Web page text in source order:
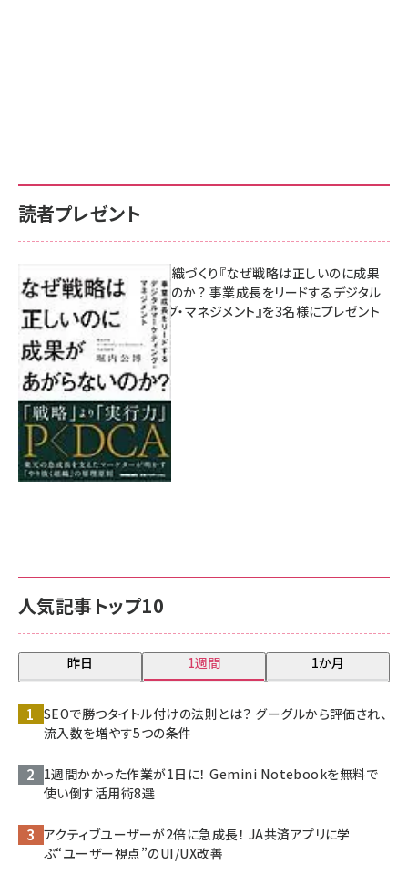
人気記事トップ10
昨日 1週間 1か月
SEOで勝つタイトル付けの法則とは？ グーグルから評価され、
流入数を増やす5つの条件
1週間かかった作業が1日に！ Gemini Notebookを無料で
使い倒す活用術8選
アクティブユーザーが2倍に急成長！ JA共済アプリに学
ぶ“ユーザー視点”のUI/UX改善
読者プレゼント
成果を生む組織づくり『なぜ戦略は正しいのに成果
があがらないのか？ 事業成長をリードするデジタル
マーケティング・マネジメント』を3名様にプレゼント
8月7日 10:00